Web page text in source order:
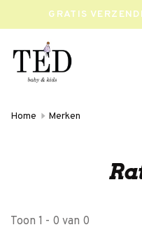
GRATIS
Home Merken
Toon 1 - 0 van 0